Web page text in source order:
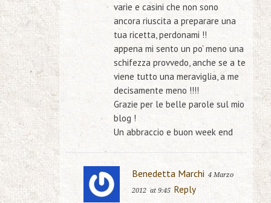
varie e casini che non sono
ancora riuscita a preparare una
tua ricetta, perdonami !!
appena mi sento un po’ meno una
schifezza provvedo, anche se a te
viene tutto una meraviglia, a me
decisamente meno !!!!
Grazie per le belle parole sul mio
blog !
Un abbraccio e buon week end
Benedetta Marchi 4 Marzo
2012 at 9:45 Reply